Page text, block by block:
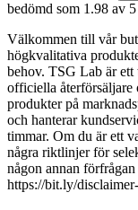
bedömd som 1.98 av
Välkommen till vår
högkvalitativa
behov. TSG Lab är
officiella återförsäljare
produkter på
och hanterar
timmar. Om du är ett
några riktlinjer för
någon annan
https://bit.ly/